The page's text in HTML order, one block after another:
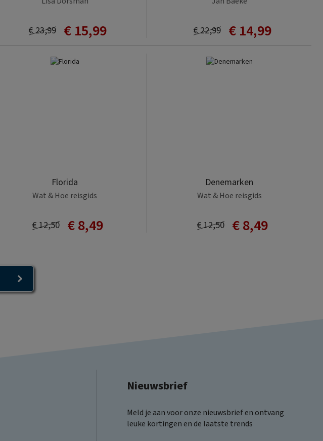
€ 15,99
€ 23,99 € 14,99
€ 22,99
Florida
Wat & Hoe reisgids
€ 8,49
€ 12,50
Denemarken
Wat & Hoe reisgids
€ 8,49
€ 12,50
Nieuwsbrief
Meld je aan voor onze nieuwsbrief en ontvang
leuke kortingen en de laatste trends